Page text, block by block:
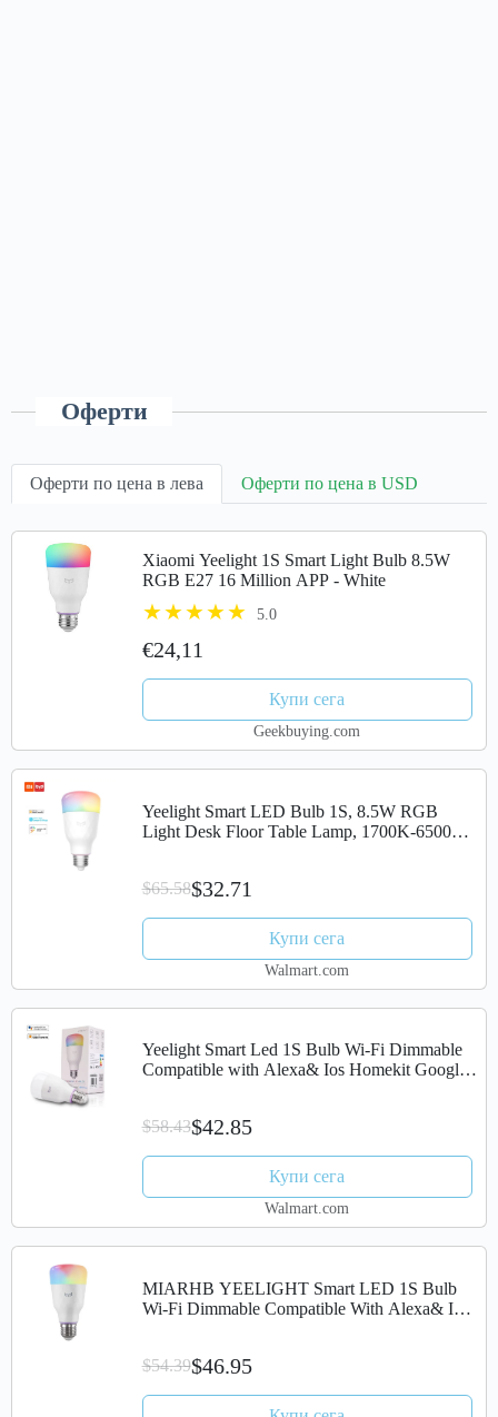
Оферти
Оферти по цена в лева Оферти по цена в USD
Xiaomi Yeelight 1S Smart Light Bulb 8.5W
RGB E27 16 Million APP - White
5.0
€24,11
Купи сега
Geekbuying.com
Yeelight Smart LED Bulb 1S, 8.5W RGB
Light Desk Floor Table Lamp, 1700K-6500K
$65.58$32.71
Купи сега
Walmart.com
Yeelight Smart Led 1S Bulb Wi-Fi Dimmable
Compatible with Alexa& Ios Homekit Google
$58.43$42.85
Купи сега
Walmart.com
MIARHB YEELIGHT Smart LED 1S Bulb
Wi-Fi Dimmable Compatible With Alexa& IOS
$54.39$46.95